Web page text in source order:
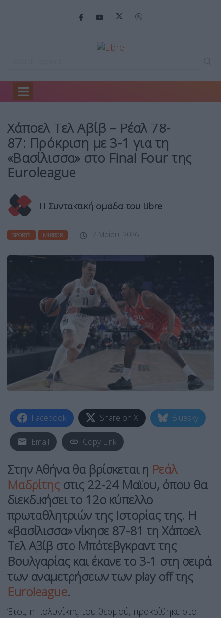
Home
Χάποελ Τελ Αβίβ – Ρέαλ 78-
87: Πρόκριση με 3-1 για τη
«Βασίλισσα» στο Final Four της
Euroleague
Η Συντακτική ομάδα του Libre
SPORTS MIRROR 7 Μαΐου, 2026
Facebook Share on X Bluesky
Email Copy Link
Στην Αθήνα θα βρίσκεται η Ρεάλ
Μαδρίτης στις 22-24 Μαϊου, όπου θα
διεκδικήσει το 12ο κύπελλο
πρωταθλητριών της Ιστορίας της. Η
«βασίλισσα» νίκησε 87-81 τη Χάποελ
Τελ Αβίβ στο Μπότεβγκραντ της
Βουλγαρίας και έκανε το 3-1 στη σειρά
των αναμετρήσεων των play off της
Euroleague.
Έτσι, η πολυνίκης του θεσμού, προκρίθηκε στο